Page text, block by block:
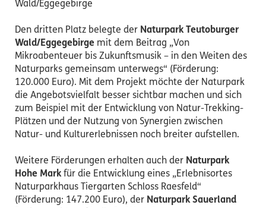
Wald/Eggegebirge
Den dritten Platz belegte der Naturpark Teutoburger
Wald/Eggegebirge mit dem Beitrag „Von
Mikroabenteuer bis Zukunftsmusik – in den Weiten des
Naturparks gemeinsam unterwegs“ (Förderung:
120.000 Euro). Mit dem Projekt möchte der Naturpark
die Angebotsvielfalt besser sichtbar machen und sich
zum Beispiel mit der Entwicklung von Natur-Trekking-
Plätzen und der Nutzung von Synergien zwischen
Natur- und Kulturerlebnissen noch breiter aufstellen.
Weitere Förderungen erhalten auch der Naturpark
Hohe Markfür die Entwicklung eines „Erlebnisortes
Naturparkhaus Tiergarten Schloss Raesfeld“
(Förderung: 147.200 Euro), der Naturpark Sauerland